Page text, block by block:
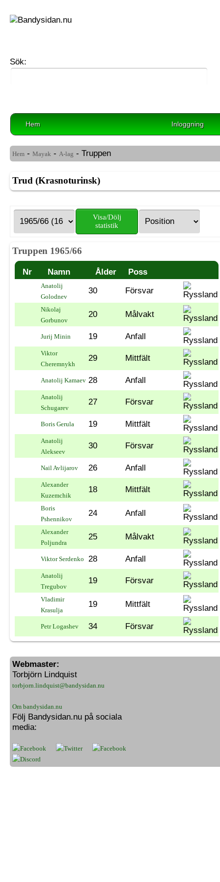
Sök:
Hem Inloggning
Hem - Mayak - A-lag - Truppen
Trud (Krasnoturinsk)
Visa/Dölj
statistik
Truppen 1965/66
Nr Namn Ålder Poss
Anatolij
Golodnev
30 Försvar
Nikolaj
Gorbunov
20 Målvakt
Jurij Minin 19 Anfall
Viktor
Cheremnykh
29 Mittfält
Anatolij Kamaev 28 Anfall
Anatolij
Schugarev
27 Försvar
Boris Gerula 19 Mittfält
Anatolij
Alekseev
30 Försvar
Nail Avlijarov 26 Anfall
Alexander
Kuzemchik
18 Mittfält
Boris
Pshennikov
24 Anfall
Alexander
Poljundra
25 Målvakt
Viktor Serdenko 28 Anfall
Anatolij
Tregubov
19 Försvar
Vladimir
Krasulja
19 Mittfält
Petr Logashev 34 Försvar
Webmaster:
Torbjörn Lindquist
torbjorn.lindquist@bandysidan.nu
Om bandysidan.nu
Följ Bandysidan.nu på sociala
media: